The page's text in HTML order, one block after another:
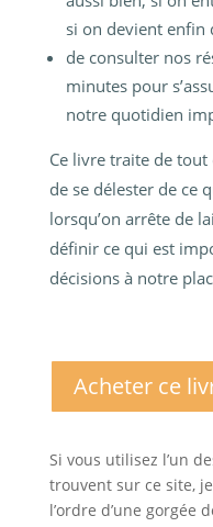
si on devient enfin
de consulter nos
minutes pour
notre quotidien
Ce livre traite de tout
de se délester de ce
lorsqu’on arrête de
définir ce qui est
décisions à notre
Acheter ce
Si vous utilisez l’un
trouvent sur ce site,
l’ordre d’une gorgée